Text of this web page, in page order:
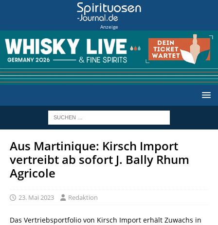
Anzeige
Aus Martinique: Kirsch Import
vertreibt ab sofort J. Bally Rhum
Agricole
23. Mai 2023 Redaktion
Das Vertriebsportfolio von Kirsch Import erhält Zuwachs in